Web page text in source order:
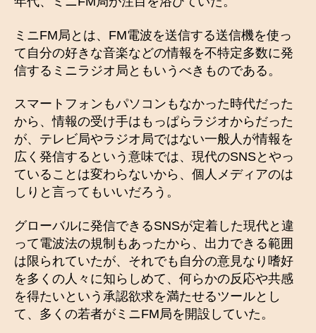
ミニFM局とは、FM電波を送信する送信機を使っ
て自分の好きな音楽などの情報を不特定多数に発
信するミニラジオ局ともいうべきものである。
スマートフォンもパソコンもなかった時代だった
から、情報の受け手はもっぱらラジオからだった
が、テレビ局やラジオ局ではない一般人が情報を
広く発信するという意味では、現代のSNSとやっ
ていることは変わらないから、個人メディアのは
しりと言ってもいいだろう。
グローバルに発信できるSNSが定着した現代と違
って電波法の規制もあったから、出力できる範囲
は限られていたが、それでも自分の意見なり嗜好
を多くの人々に知らしめて、何らかの反応や共感
を得たいという承認欲求を満たせるツールとし
て、多くの若者がミニFM局を開設していた。